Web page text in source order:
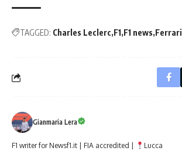
TAGGED: Charles Leclerc F1 F1 news Ferrari
Gianmaria Lera
F1 writer for Newsf1.it | FIA accredited | Lucca